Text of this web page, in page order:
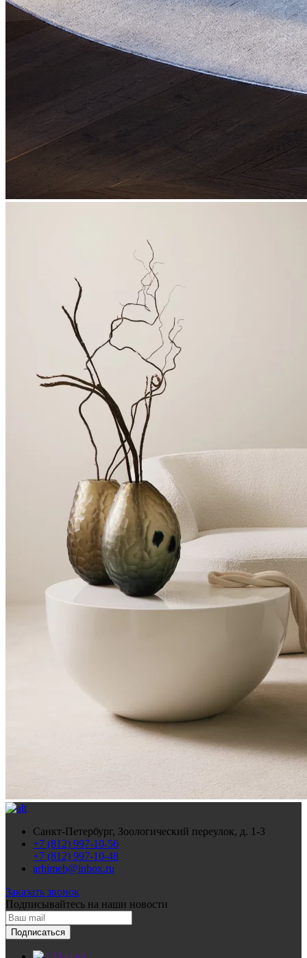
Санкт-Петербург, Зоологический переулок, д. 1-3
+7 (812) 997-10-56
+7 (812) 997-10-48
arhimeb@inbox.ru
Заказать звонок
Подписывайтесь на наши новости